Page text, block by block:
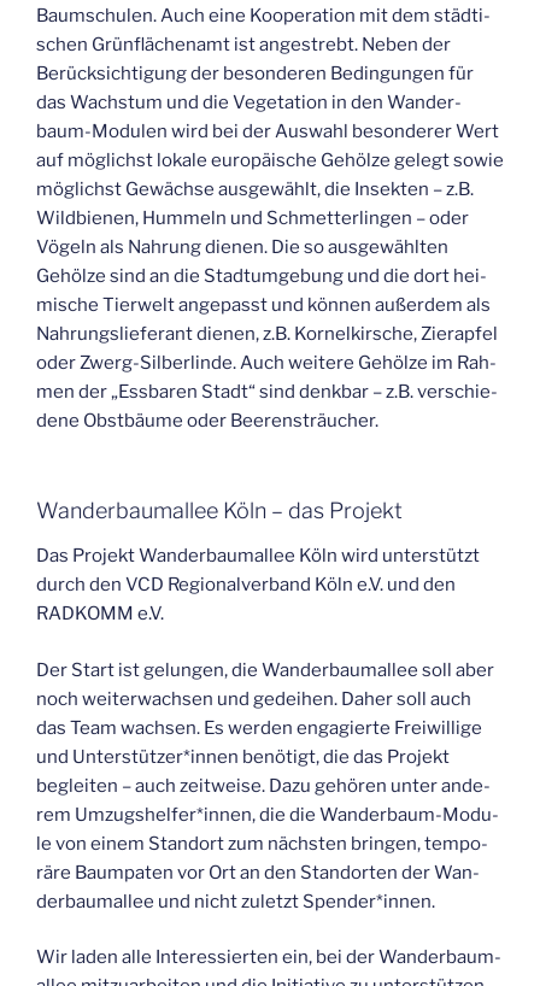
Baum­schu­len. Auch eine Koope­ra­ti­on mit dem städ­ti­
schen Grün­flä­chen­amt ist ange­strebt. Neben der
Berück­sich­ti­gung der beson­de­ren Bedin­gun­gen für
das Wachs­tum und die Vege­ta­ti­on in den Wan­der­
baum-Modu­len wird bei der Aus­wahl beson­de­rer Wert
auf mög­lichst loka­le euro­päi­sche Gehöl­ze gelegt sowie
mög­lichst Gewäch­se aus­ge­wählt, die Insek­ten – z.B.
Wild­bie­nen, Hum­meln und Schmet­ter­lin­gen – oder
Vögeln als Nah­rung die­nen. Die so aus­ge­wähl­ten
Gehöl­ze sind an die Stadt­um­ge­bung und die dort hei­
mi­sche Tier­welt ange­passt und kön­nen außer­dem als
Nah­rungs­lie­fe­rant die­nen, z.B. Kor­nel­kir­sche, Zier­ap­fel
oder Zwerg-Sil­ber­lin­de. Auch wei­te­re Gehöl­ze im Rah­
men der „Ess­ba­ren Stadt“ sind denk­bar – z.B. ver­schie­
de­ne Obst­bäu­me oder Beerensträucher.
Wan­der­baum­al­lee Köln – das Projekt
Das Pro­jekt Wan­der­baum­al­lee Köln wird unter­stützt
durch den VCD Regio­nal­ver­band Köln e.V. und den
RAD­KOMM e.V.
Der Start ist gelun­gen, die Wan­der­baum­al­lee soll aber
noch wei­ter­wach­sen und gedei­hen. Daher soll auch
das Team wach­sen. Es wer­den enga­gier­te Frei­wil­li­ge
und Unterstützer*innen benö­tigt, die das Pro­jekt
beglei­ten – auch zeit­wei­se. Dazu gehö­ren unter ande­
rem Umzugshelfer*innen, die die Wan­der­baum-Modu­
le von einem Stand­ort zum nächs­ten brin­gen, tem­po­
rä­re Baum­pa­ten vor Ort an den Stand­or­ten der Wan­
der­baum­al­lee und nicht zuletzt Spender*innen.
Wir laden alle Inter­es­sier­ten ein, bei der Wan­der­baum­